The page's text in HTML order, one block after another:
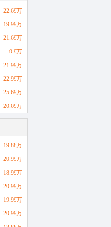
22.69万
19.99万
21.69万
9.9万
21.99万
22.99万
25.69万
20.69万
19.88万
20.99万
18.99万
20.99万
19.99万
20.99万